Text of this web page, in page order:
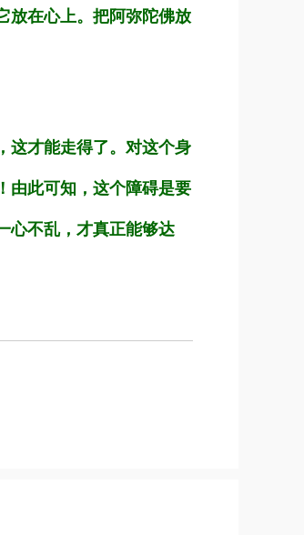
放在心上。把阿弥陀佛放
这才能走得了。对这个身
由此可知，这个障碍是要
心不乱，才真正能够达